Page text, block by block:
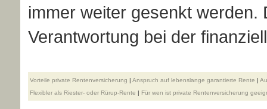
immer weiter gesenkt
Verantwortung bei der
Vorteile private Rentenversicherung | Anspruch auf lebenslange garantierte Rente |
Flexibler als Riester- oder Rürup-Rente | Für wen ist private Rentenversicherung